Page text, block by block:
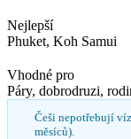
Nejlepší
Phuket, Koh Samui
Vhodné pro
Páry, dobrodruzi,
Češi nepotřebují
měsíců).